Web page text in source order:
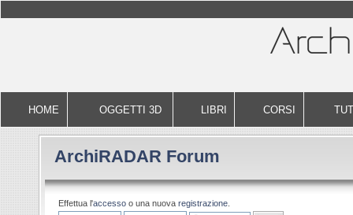
HOME OGGETTI 3D LIBRI CORSI
ArchiRADAR Forum
Effettua l'accesso o una nuova registrazione.